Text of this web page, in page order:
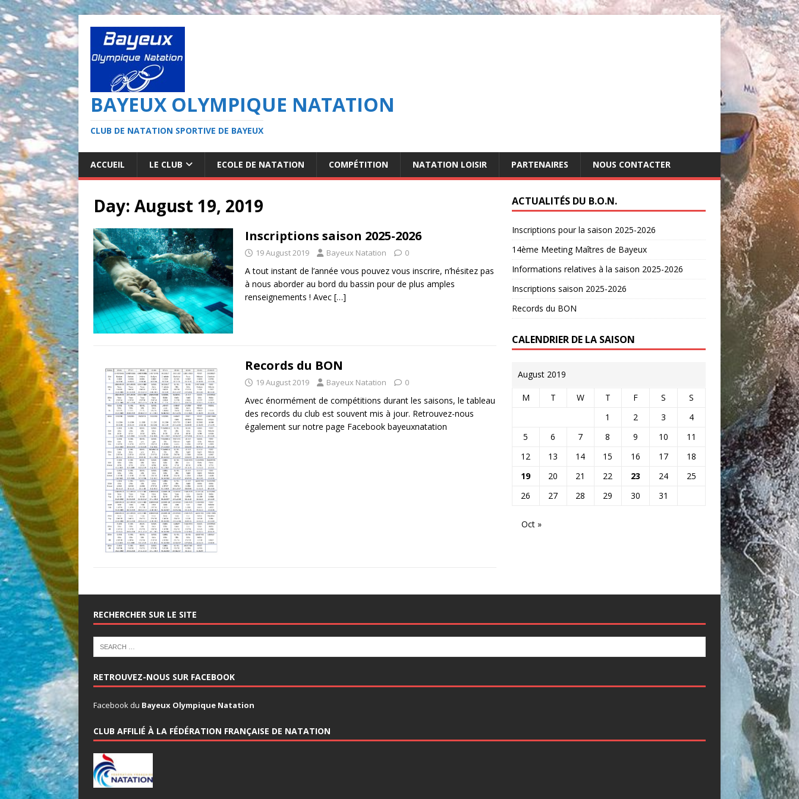
BAYEUX OLYMPIQUE NATATION
CLUB DE NATATION SPORTIVE DE BAYEUX
ACCUEIL LE CLUB ECOLE DE NATATION COMPÉTITION NATATION LOISIR PARTENAIRES NOUS CONTACTER
Day: August 19, 2019
Inscriptions saison 2025-2026
19 August 2019 Bayeux Natation 0
A tout instant de l’année vous pouvez vous inscrire, n’hésitez pas
à nous aborder au bord du bassin pour de plus amples
renseignements ! Avec […]
Records du BON
19 August 2019 Bayeux Natation 0
Avec énormément de compétitions durant les saisons, le tableau
des records du club est souvent mis à jour. Retrouvez-nous
également sur notre page Facebook bayeuxnatation
ACTUALITÉS DU B.O.N.
Inscriptions pour la saison 2025-2026
14ème Meeting Maîtres de Bayeux
Informations relatives à la saison 2025-2026
Inscriptions saison 2025-2026
Records du BON
CALENDRIER DE LA SAISON
August 2019
M T W T F S
S
1
2 3
4
5
6 7 8 9 10
11
12
13 14 15 16 17
18
19
20 21 22 23 24
25
26
27 28 29 30 31
Oct »
RECHERCHER SUR LE SITE
RETROUVEZ-NOUS SUR FACEBOOK
Facebook du Bayeux Olympique Natation
CLUB AFFILIÉ À LA FÉDÉRATION FRANÇAISE DE NATATION